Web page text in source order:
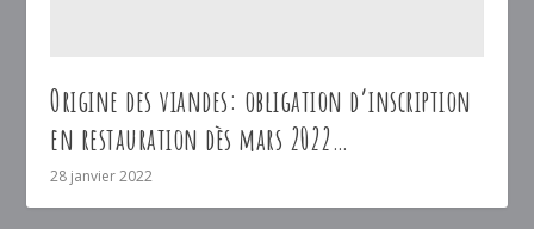
Origine des viandes: obligation d’inscription
en restauration dès mars 2022…
28 janvier 2022